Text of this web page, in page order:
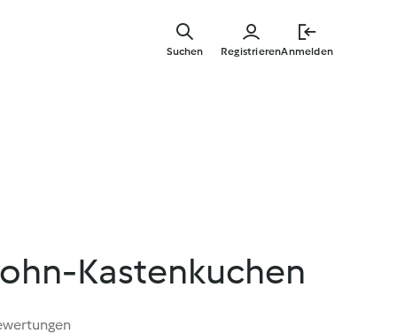
RegistrierenAnmelden
Suchen
Kastenkuchen